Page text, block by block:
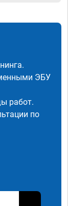
ЭБУ
работ.
по